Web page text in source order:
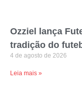
Ozziel lança
tradição do
4 de agosto de 2026
Leia mais »